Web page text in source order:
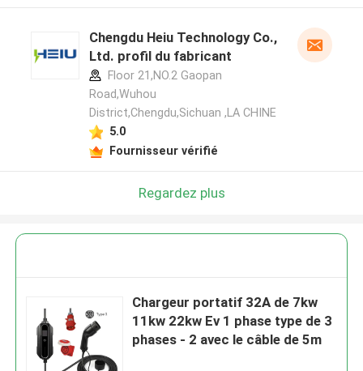
Chengdu Heiu Technology Co.,
Ltd. profil du fabricant
Floor 21,NO.2 Gaopan
Road,Wuhou
District,Chengdu,Sichuan ,LA CHINE
5.0
Fournisseur vérifié
Regardez plus
Chargeur portatif 32A de 7kw
11kw 22kw Ev 1 phase type de 3
phases - 2 avec le câble de 5m